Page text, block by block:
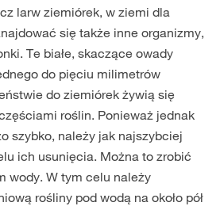
larw ziemiórek, w ziemi dla
się także inne organizmy,
Te białe, skaczące owady
do pięciu milimetrów
do ziemiórek żywią się
roślin. Ponieważ jednak
szybko, należy jak najszybciej
ich usunięcia. Można to zrobić
wody. W tym celu należy
rośliny pod wodą na około pół